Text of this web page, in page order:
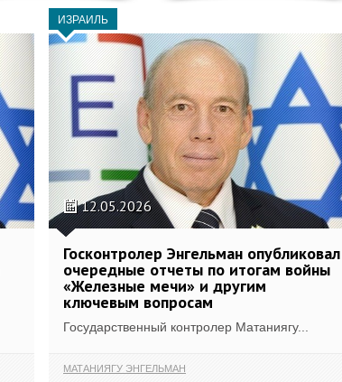
ИЗРАИЛЬ
12.05.2026
Госконтролер Энгельман опубликовал
очередные отчеты по итогам войны
«Железные мечи» и другим
ключевым вопросам
Государственный контролер Матаниягу...
МАТАНИЯГУ ЭНГЕЛЬМАН